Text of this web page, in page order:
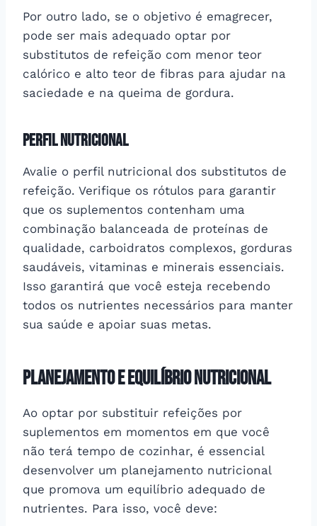
Por outro lado, se o objetivo é emagrecer,
pode ser mais adequado optar por
substitutos de refeição com menor teor
calórico e alto teor de fibras para ajudar na
saciedade e na queima de gordura.
Perfil Nutricional
Avalie o perfil nutricional dos substitutos de
refeição. Verifique os rótulos para garantir
que os suplementos contenham uma
combinação balanceada de proteínas de
qualidade, carboidratos complexos, gorduras
saudáveis, vitaminas e minerais essenciais.
Isso garantirá que você esteja recebendo
todos os nutrientes necessários para manter
sua saúde e apoiar suas metas.
Planejamento e Equilíbrio Nutricional
Ao optar por substituir refeições por
suplementos em momentos em que você
não terá tempo de cozinhar, é essencial
desenvolver um planejamento nutricional
que promova um equilíbrio adequado de
nutrientes. Para isso, você deve: